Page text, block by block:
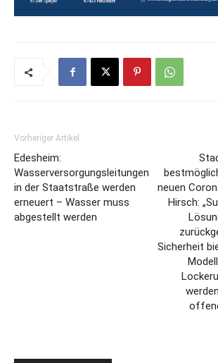
Vorheriger Artikel
Edesheim:
Wasserversorgungsleitungen
in der Staatstraße werden
erneuert – Wasser muss
abgestellt werden
neuen
Hirsch:
Sicherheit